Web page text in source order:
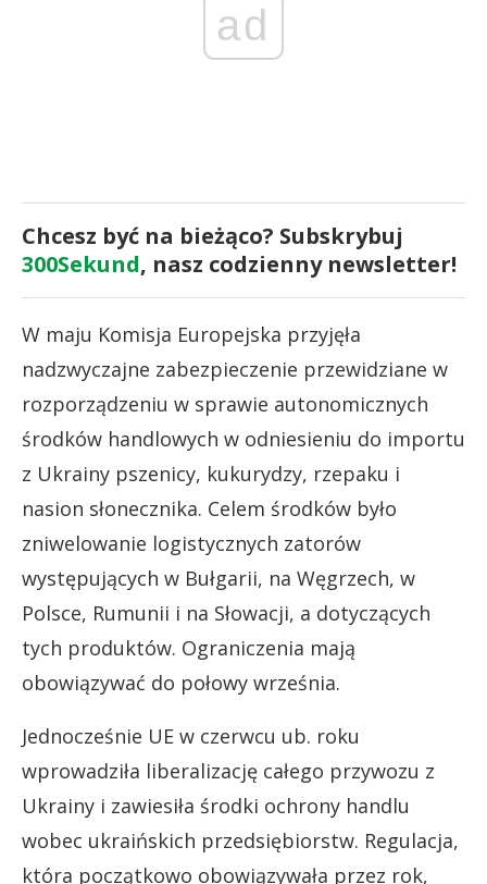
ad
Chcesz być na bieżąco? Subskrybuj
300Sekund, nasz codzienny newsletter!
W maju Komisja Europejska przyjęła
nadzwyczajne zabezpieczenie przewidziane w
rozporządzeniu w sprawie autonomicznych
środków handlowych w odniesieniu do importu
z Ukrainy pszenicy, kukurydzy, rzepaku i
nasion słonecznika. Celem środków było
zniwelowanie logistycznych zatorów
występujących w Bułgarii, na Węgrzech, w
Polsce, Rumunii i na Słowacji, a dotyczących
tych produktów. Ograniczenia mają
obowiązywać do połowy września.
Jednocześnie UE w czerwcu ub. roku
wprowadziła liberalizację całego przywozu z
Ukrainy i zawiesiła środki ochrony handlu
wobec ukraińskich przedsiębiorstw. Regulacja,
która początkowo obowiązywała przez rok,